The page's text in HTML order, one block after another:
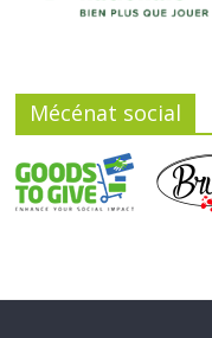
Mécénat social